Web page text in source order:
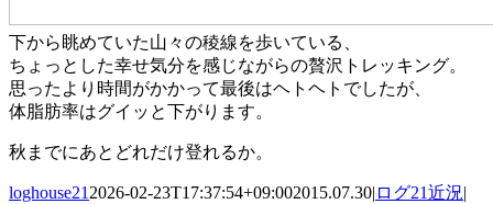
下から眺めていた山々の稜線を歩いている、
ちょっとした幸せ気分を感じながらの贅沢トレッキング。
思ったより時間がかかって最後はヘトヘトでしたが、
体脂肪率はグイッと下がります。
秋までにあとどれだけ登れるか。
loghouse21 2026-02-23T17:37:54+09:002015.07.30| ログ21近況|